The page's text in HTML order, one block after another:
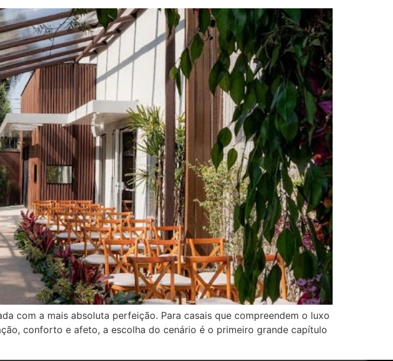
com a mais absoluta perfeição. Para casais que compreendem o luxo
conforto e afeto, a escolha do cenário é o primeiro grande capítulo